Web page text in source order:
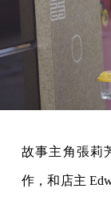
故事主角張莉
作，和店主